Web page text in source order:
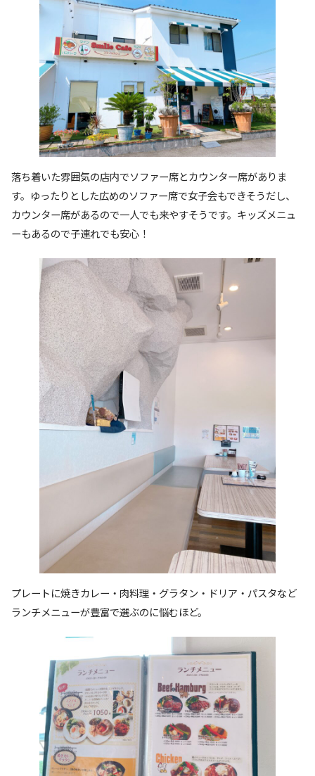
落ち着いた雰囲気の店内でソファー席とカウンター席がありま
す。ゆったりとした広めのソファー席で女子会もできそうだし、
カウンター席があるので一人でも来やすそうです。キッズメニュ
ーもあるので子連れでも安心！
プレートに焼きカレー・肉料理・グラタン・ドリア・パスタなど
ランチメニューが豊富で選ぶのに悩むほど。